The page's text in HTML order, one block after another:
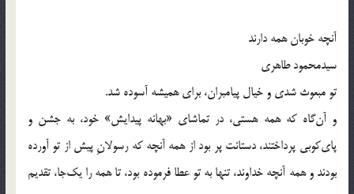
آنچه خوبان همه دارند
سیدمحمود طاهری
تو مبعوث شدی و خیال پیامبران، برای همیشه آسوده شد.
و آن‌گاه که همه هستی، در تماشای «بهانه پیدایش» خود، به جشن و
پای‌کوبی پرداختند، دستانت پر بود از همه آنچه که رسولانِ پیش از تو آورده
بودند و همه آنچه خداوند، تنها به تو عطا فرموده بود، تا همه را یک‌جا، تقدیم